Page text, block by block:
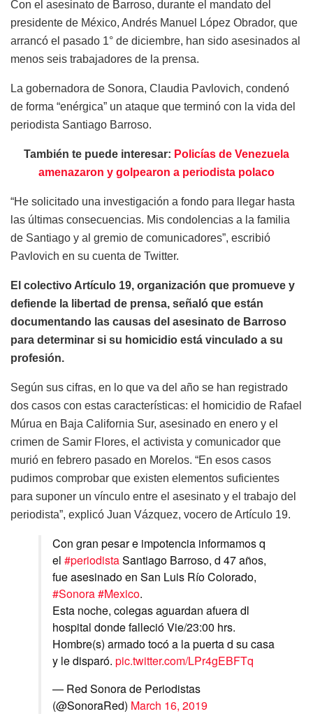
Con el asesinato de Barroso, durante el mandato del
presidente de México, Andrés Manuel López Obrador, que
arrancó el pasado 1° de diciembre, han sido asesinados al
menos seis trabajadores de la prensa.
La gobernadora de Sonora, Claudia Pavlovich, condenó
de forma “enérgica” un ataque que terminó con la vida del
periodista Santiago Barroso.
También te puede interesar: Policías de Venezuela
amenazaron y golpearon a periodista polaco
“He solicitado una investigación a fondo para llegar hasta
las últimas consecuencias. Mis condolencias a la familia
de Santiago y al gremio de comunicadores”, escribió
Pavlovich en su cuenta de Twitter.
El colectivo Artículo 19, organización que promueve y
defiende la libertad de prensa, señaló que están
documentando las causas del asesinato de Barroso
para determinar si su homicidio está vinculado a su
profesión.
Según sus cifras, en lo que va del año se han registrado
dos casos con estas características: el homicidio de Rafael
Múrua en Baja California Sur, asesinado en enero y el
crimen de Samir Flores, el activista y comunicador que
murió en febrero pasado en Morelos. “En esos casos
pudimos comprobar que existen elementos suficientes
para suponer un vínculo entre el asesinato y el trabajo del
periodista”, explicó Juan Vázquez, vocero de Artículo 19.
Con gran pesar e impotencia informamos q
el #periodistaSantiago Barroso, d 47 años,
fue asesinado en San Luis Río Colorado,
#Sonora#Mexico.
Esta noche, colegas aguardan afuera dl
hospital donde falleció Vie/23:00 hrs.
Hombre(s) armado tocó a la puerta d su casa
y le disparó. pic.twitter.com/LPr4gEBFTq
— Red Sonora de Periodistas
(@SonoraRed) March 16, 2019